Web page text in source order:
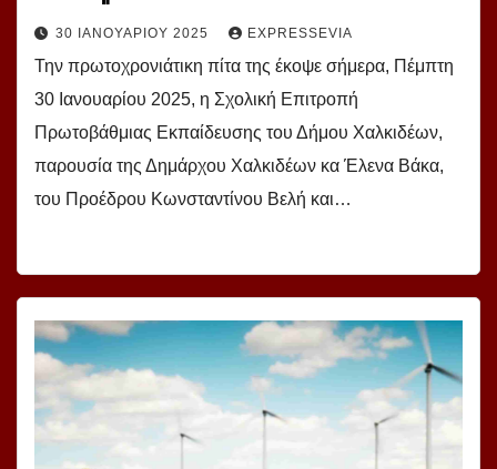
30 ΙΑΝΟΥΑΡΊΟΥ 2025 EXPRESSEVIA
Την πρωτοχρονιάτικη πίτα της έκοψε σήμερα, Πέμπτη
30 Ιανουαρίου 2025, η Σχολική Επιτροπή
Πρωτοβάθμιας Εκπαίδευσης του Δήμου Χαλκιδέων,
παρουσία της Δημάρχου Χαλκιδέων κα Έλενα Βάκα,
του Προέδρου Κωνσταντίνου Βελή και…